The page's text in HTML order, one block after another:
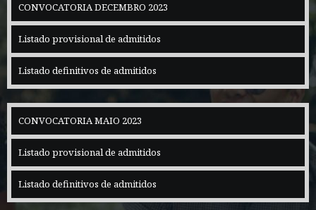
CONVOCATORIA DECEMBRO 2023
Listado provisional de admitidos
Listado definitivos de admitidos
CONVOCATORIA MAIO 2023
Listado provisional de admitidos
Listado definitivos de admitidos